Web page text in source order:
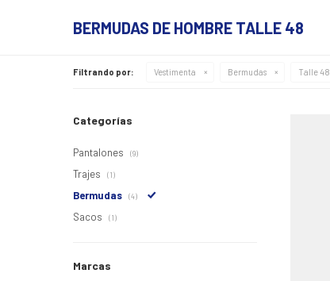
BERMUDAS DE HOMBRE TALLE 48
Filtrando por: Vestimenta Bermudas Talle 48
Categorías
Pantalones (9)
Trajes (1)
Bermudas (4)
Sacos (1)
Marcas